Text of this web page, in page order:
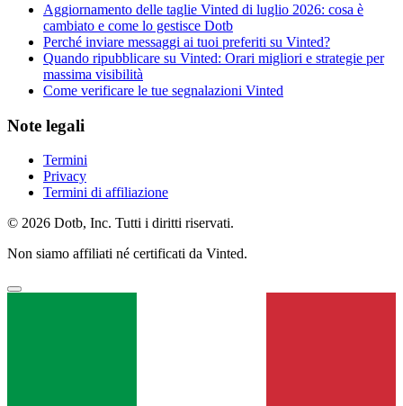
Aggiornamento delle taglie Vinted di luglio 2026: cosa è
cambiato e come lo gestisce Dotb
Perché inviare messaggi ai tuoi preferiti su Vinted?
Quando ripubblicare su Vinted: Orari migliori e strategie per
massima visibilità
Come verificare le tue segnalazioni Vinted
Note legali
Termini
Privacy
Termini di affiliazione
© 2026 Dotb, Inc. Tutti i diritti riservati.
Non siamo affiliati né certificati da Vinted.